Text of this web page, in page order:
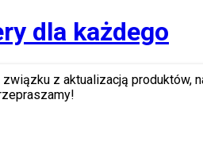
dla każdego
z aktualizacją produktów,